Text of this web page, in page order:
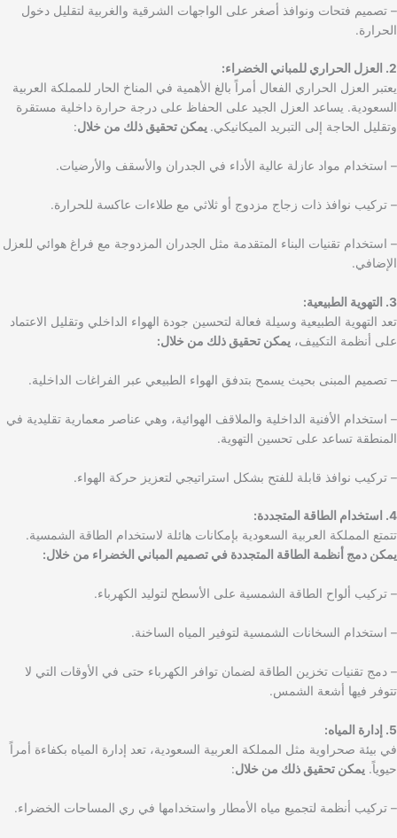
– تصميم فتحات ونوافذ أصغر على الواجهات الشرقية والغربية لتقليل دخول
الحرارة.
2. العزل الحراري للمباني الخضراء:
يعتبر العزل الحراري الفعال أمراً بالغ الأهمية في المناخ الحار للمملكة العربية
السعودية. يساعد العزل الجيد على الحفاظ على درجة حرارة داخلية مستقرة
وتقليل الحاجة إلى التبريد الميكانيكي. يمكن تحقيق ذلك من خلال:
– استخدام مواد عازلة عالية الأداء في الجدران والأسقف والأرضيات.
– تركيب نوافذ ذات زجاج مزدوج أو ثلاثي مع طلاءات عاكسة للحرارة.
– استخدام تقنيات البناء المتقدمة مثل الجدران المزدوجة مع فراغ هوائي للعزل
الإضافي.
3. التهوية الطبيعية:
تعد التهوية الطبيعية وسيلة فعالة لتحسين جودة الهواء الداخلي وتقليل الاعتماد
على أنظمة التكييف، يمكن تحقيق ذلك من خلال:
– تصميم المبنى بحيث يسمح بتدفق الهواء الطبيعي عبر الفراغات الداخلية.
– استخدام الأفنية الداخلية والملاقف الهوائية، وهي عناصر معمارية تقليدية في
المنطقة تساعد على تحسين التهوية.
– تركيب نوافذ قابلة للفتح بشكل استراتيجي لتعزيز حركة الهواء.
4. استخدام الطاقة المتجددة:
تتمتع المملكة العربية السعودية بإمكانات هائلة لاستخدام الطاقة الشمسية.
يمكن دمج أنظمة الطاقة المتجددة في تصميم المباني الخضراء من خلال:
– تركيب ألواح الطاقة الشمسية على الأسطح لتوليد الكهرباء.
– استخدام السخانات الشمسية لتوفير المياه الساخنة.
– دمج تقنيات تخزين الطاقة لضمان توافر الكهرباء حتى في الأوقات التي لا
تتوفر فيها أشعة الشمس.
5. إدارة المياه:
في بيئة صحراوية مثل المملكة العربية السعودية، تعد إدارة المياه بكفاءة أمراً
حيوياً. يمكن تحقيق ذلك من خلال:
– تركيب أنظمة لتجميع مياه الأمطار واستخدامها في ري المساحات الخضراء.